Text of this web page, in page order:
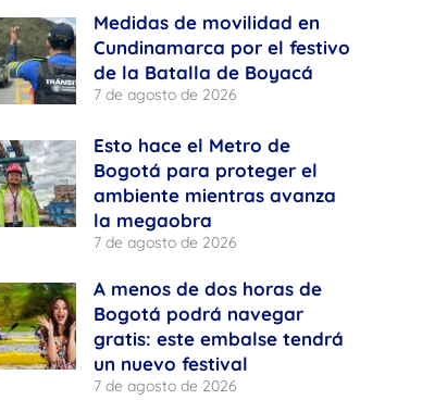
Medidas de movilidad en
Cundinamarca por el festivo
de la Batalla de Boyacá
7 de agosto de 2026
Esto hace el Metro de
Bogotá para proteger el
ambiente mientras avanza
la megaobra
7 de agosto de 2026
A menos de dos horas de
Bogotá podrá navegar
gratis: este embalse tendrá
un nuevo festival
7 de agosto de 2026